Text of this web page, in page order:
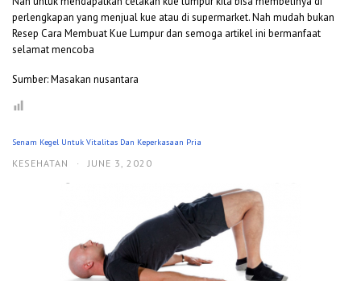
perlengkapan yang menjual kue atau di supermarket. Nah mudah bukan
Resep Cara Membuat Kue Lumpur dan semoga artikel ini bermanfaat
selamat mencoba
Sumber: Masakan nusantara
Senam Kegel Untuk Vitalitas Dan Keperkasaan Pria
KESEHATAN · JUNE 3, 2020